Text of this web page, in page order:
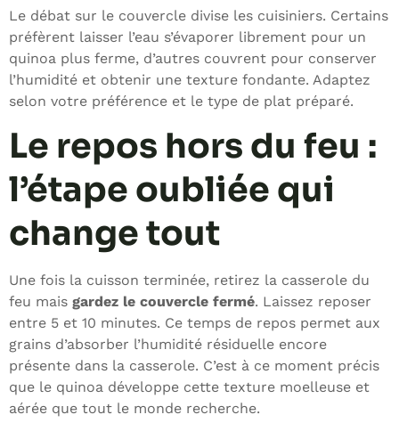
Le débat sur le couvercle divise les cuisiniers. Certains
préfèrent laisser l’eau s’évaporer librement pour un
quinoa plus ferme, d’autres couvrent pour conserver
l’humidité et obtenir une texture fondante. Adaptez
selon votre préférence et le type de plat préparé.
Le repos hors du feu :
l’étape oubliée qui
change tout
Une fois la cuisson terminée, retirez la casserole du
feu mais gardez le couvercle fermé. Laissez reposer
entre 5 et 10 minutes. Ce temps de repos permet aux
grains d’absorber l’humidité résiduelle encore
présente dans la casserole. C’est à ce moment précis
que le quinoa développe cette texture moelleuse et
aérée que tout le monde recherche.